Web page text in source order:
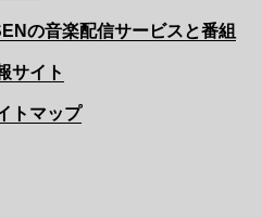
の音楽配信サービスと番組
サイト
トマップ